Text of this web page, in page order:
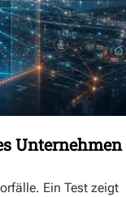
Unternehmen
Ein Test zeigt